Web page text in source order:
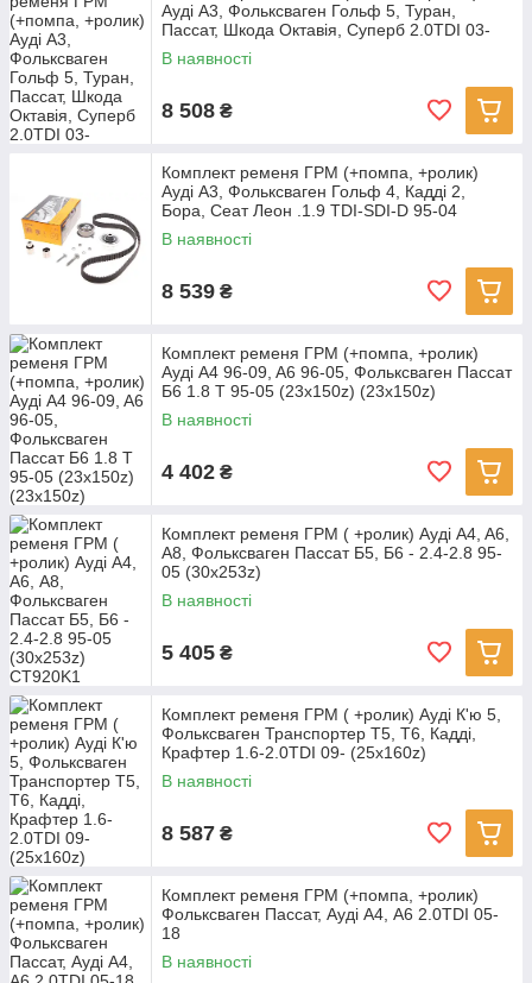
Ауді А3, Фольксваген Гольф 5, Туран,
Пассат, Шкода Октавія, Суперб 2.0TDI 03-
В наявності
8 508 ₴
Комплект ременя ГРМ (+помпа, +ролик)
Ауді А3, Фольксваген Гольф 4, Кадді 2,
Бора, Сеат Леон .1.9 TDI-SDI-D 95-04
В наявності
8 539 ₴
Комплект ременя ГРМ (+помпа, +ролик)
Ауді A4 96-09, A6 96-05, Фольксваген Пассат
Б6 1.8 T 95-05 (23x150z) (23x150z)
В наявності
4 402 ₴
Комплект ременя ГРМ ( +ролик) Ауді A4, A6,
А8, Фольксваген Пассат Б5, Б6 - 2.4-2.8 95-
05 (30x253z)
В наявності
5 405 ₴
Комплект ременя ГРМ ( +ролик) Ауді К'ю 5,
Фольксваген Транспортер Т5, Т6, Кадді,
Крафтер 1.6-2.0TDI 09- (25x160z)
В наявності
8 587 ₴
Комплект ременя ГРМ (+помпа, +ролик)
Фольксваген Пассат, Ауді А4, А6 2.0TDI 05-
18
В наявності